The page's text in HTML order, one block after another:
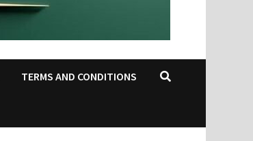
TERMS AND CONDITIONS